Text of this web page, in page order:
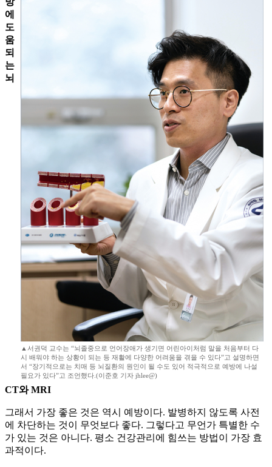
▲서권덕 교수는 “뇌졸중으로 언어장애가 생기면 어린아이처럼 말을 처음부터 다
시 배워야 하는 상황이 되는 등 재활에 다양한 어려움을 겪을 수 있다”고 설명하면
서 “장기적으로는 치매 등 뇌질환의 원인이 될 수도 있어 적극적으로 예방에 나설
필요가 있다”고 조언했다.(이준호 기자 jhlee@)
에
도
움
되
는
뇌
CT와 MRI
그래서 가장 좋은 것은 역시 예방이다. 발병하지 않도록 사전
에 차단하는 것이 무엇보다 좋다. 그렇다고 무언가 특별한 수
가 있는 것은 아니다. 평소 건강관리에 힘쓰는 방법이 가장 효
과적이다.